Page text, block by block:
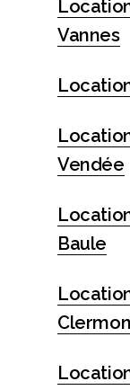
Vannes
Vendée
Baule